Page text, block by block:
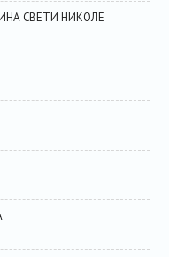
СВЕТИ НИКОЛЕ